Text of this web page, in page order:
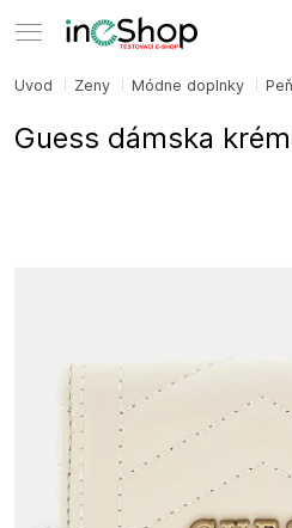
Úvod Ženy Módne doplnky
Guess dámska